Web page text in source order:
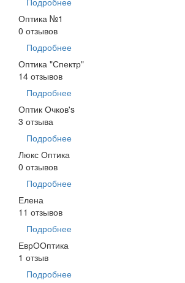
Оптика №1
0 отзывов
Подробнее
Оптика "Спектр"
14 отзывов
Подробнее
Оптик Очков's
3 отзыва
Подробнее
Люкс Оптика
0 отзывов
Подробнее
Елена
11 отзывов
Подробнее
ЕврООптика
1 отзыв
Подробнее